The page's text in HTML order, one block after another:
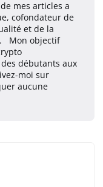
mes articles a
cofondateur de
et de la
Mon objectif
débutants aux
moi sur
aucune